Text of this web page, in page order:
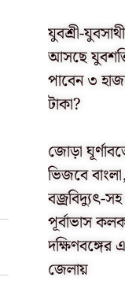
যুবশ্রী-
আসছে
পাবেন ৩
টাকা?
জোড়া
ভিজবে
বজ্রবিদ্যুৎ-সহ
পূর্বাভাস
দক্ষিণবঙ্গের
জেলায়